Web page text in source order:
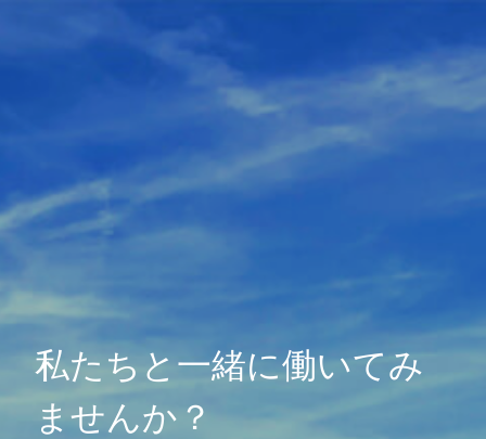
私たちと一緒に働いてみ
ませんか？